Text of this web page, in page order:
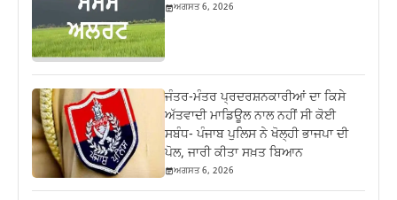
ਅਗਸਤ 6, 2026
ਜੰਤਰ-ਮੰਤਰ ਪ੍ਰਦਰਸ਼ਨਕਾਰੀਆਂ ਦਾ ਕਿਸੇ
ਅੱਤਵਾਦੀ ਮਾਡਿਊਲ ਨਾਲ ਨਹੀਂ ਸੀ ਕੋਈ
ਸਬੰਧ- ਪੰਜਾਬ ਪੁਲਿਸ ਨੇ ਖੋਲ੍ਹੀ ਭਾਜਪਾ ਦੀ
ਪੋਲ, ਜਾਰੀ ਕੀਤਾ ਸਖ਼ਤ ਬਿਆਨ
ਅਗਸਤ 6, 2026